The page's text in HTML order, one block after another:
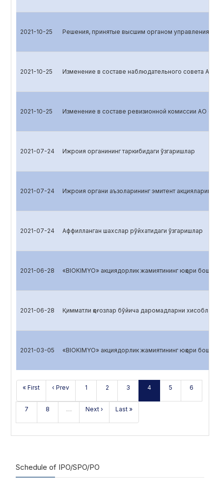
2021-10-25 Решения, принятые высшим органом управления
2021-10-25 Изменение в составе наблюдательного совета АО
2021-10-25 Изменение в составе ревизионной комиссии АО
2021-07-24 Ижроия органининг таркибидаги ўзгаришлар
2021-07-24 Ижроия органи аъзоларининг эмитент акцияларига
2021-07-24 Аффилланган шахслар рўйхатидаги ўзгаришлар
2021-06-28 «BIOKIMYO» акциядорлик жамиятининг юқори
2021-06-28 Қимматли қоғозлар бўйича даромадларни хисоблаш
2021-03-05 «BIOKIMYO» акциядорлик жамиятининг юқори
« First ‹ Prev 1 2 3 4 5 6
7 8 … Next › Last »
Schedule of IPO/SPO/PO